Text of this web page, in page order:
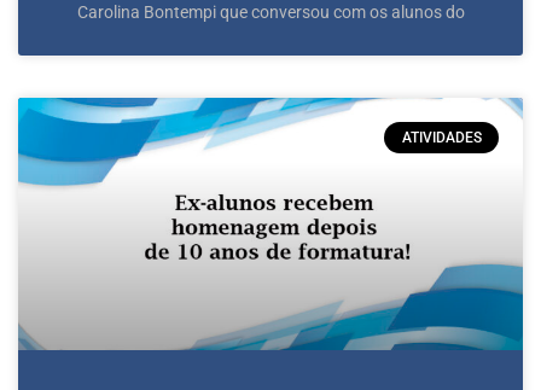
Carolina Bontempi que conversou com os alunos do
ATIVIDADES